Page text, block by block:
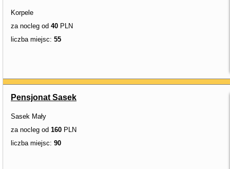
Korpele
za nocleg od 40 PLN
liczba miejsc: 55
Pensjonat Sasek
Sasek Mały
za nocleg od 160 PLN
liczba miejsc: 90